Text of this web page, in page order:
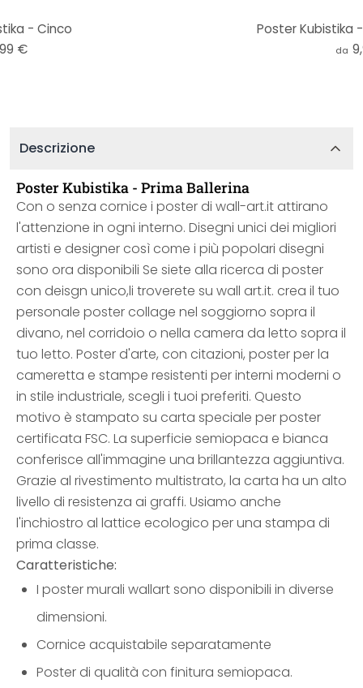
- Cinco
€
Poster Kubistika
da
Descrizione
Poster Kubistika - Prima Ballerina
Con o senza cornice i poster di wall-art.it attirano
l'attenzione in ogni interno. Disegni unici dei migliori
artisti e designer così come i più popolari disegni
sono ora disponibili Se siete alla ricerca di poster
con deisgn unico,li troverete su wall art.it. crea il tuo
personale poster collage nel soggiorno sopra il
divano, nel corridoio o nella camera da letto sopra il
tuo letto. Poster d'arte, con citazioni, poster per la
cameretta e stampe resistenti per interni moderni o
in stile industriale, scegli i tuoi preferiti. Questo
motivo è stampato su carta speciale per poster
certificata FSC. La superficie semiopaca e bianca
conferisce all'immagine una brillantezza aggiuntiva.
Grazie al rivestimento multistrato, la carta ha un alto
livello di resistenza ai graffi. Usiamo anche
l'inchiostro al lattice ecologico per una stampa di
prima classe.
Caratteristiche:
I poster murali wallart sono disponibili in diverse
dimensioni.
Cornice acquistabile separatamente
Poster di qualità con finitura semiopaca.